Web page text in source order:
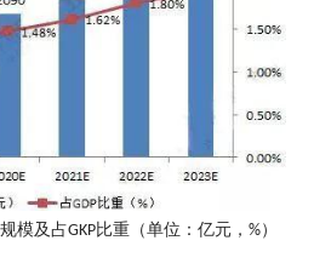
模及占GKP比重（单位：亿元， %）